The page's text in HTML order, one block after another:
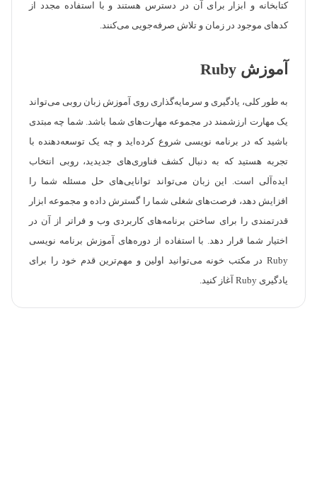
کتابخانه و ابزار برای آن در دسترس هستند و با استفاده مجدد از
کدهای موجود در زمان و تلاش صرفه‌جویی می‌کنند.
آموزش Ruby
به طور کلی، یادگیری و سرمایه‌گذاری روی آموزش زبان روبی می‌تواند
یک مهارت ارزشمند در مجموعه مهارت‌های شما باشد. شما چه مبتدی
باشید که در برنامه نویسی شروع کرده‌اید و چه یک توسعه‌دهنده با
تجربه هستید که به دنبال کشف فناوری‌های جدیدید، روبی انتخاب
ایده‌آلی است. این زبان می‌تواند توانایی‌های حل مسئله شما را
افزایش دهد، فرصت‌های شغلی شما را گسترش داده و مجموعه ابزار
قدرتمندی را برای ساختن برنامه‌های کاربردی وب و فراتر از آن در
اختیار شما قرار دهد. با استفاده از دوره‌های آموزش برنامه نویسی
Ruby در مکتب خونه می‌توانید اولین و مهم‌ترین قدم خود را برای
یادگیری Ruby آغاز کنید.